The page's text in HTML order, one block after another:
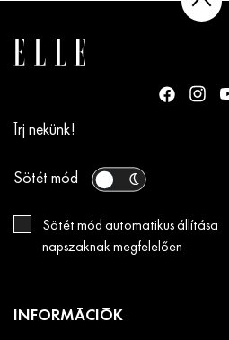
Írj nekünk!
Sötét mód
Sötét mód automatikus állítása
napszaknak megfelelően
INFORMÁCIÓK